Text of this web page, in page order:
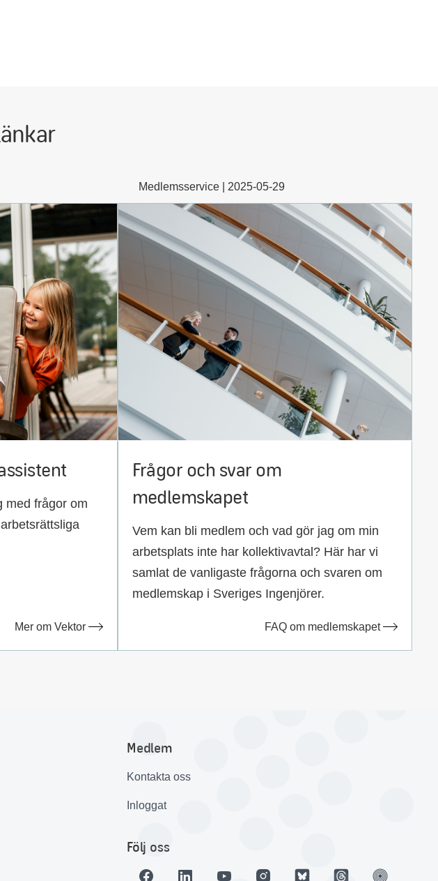
med frågor om
Mer om Vektor
Medlemsservice | 2025-05-29
Frågor och svar om
medlemskapet
Vem kan bli medlem och vad gör jag om min
arbetsplats inte har kollektivavtal? Här har vi
samlat de vanligaste frågorna och svaren om
medlemskap i Sveriges Ingenjörer.
FAQ om medlemskapet
Medlem
Kontakta oss
Inloggat
Följ oss